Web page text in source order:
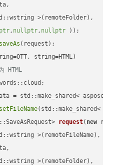
>(remoteFolder),
, nullptr, nullptr ))
saveAs (request);
HTML
= std::make_shared<
setFileName(std::make_shared<
request( new
>(remoteFileName),
>(remoteFolder),